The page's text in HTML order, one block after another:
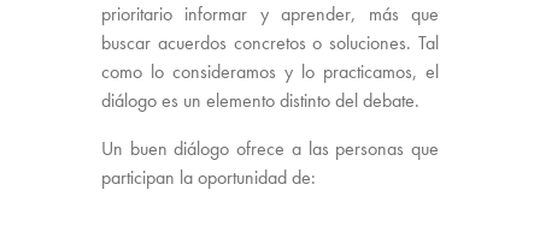
prioritario informar y aprender, más que
buscar acuerdos concretos o soluciones. Tal
como lo consideramos y lo practicamos, el
diálogo es un elemento distinto del debate.
Un buen diálogo ofrece a las personas que
participan la oportunidad de: